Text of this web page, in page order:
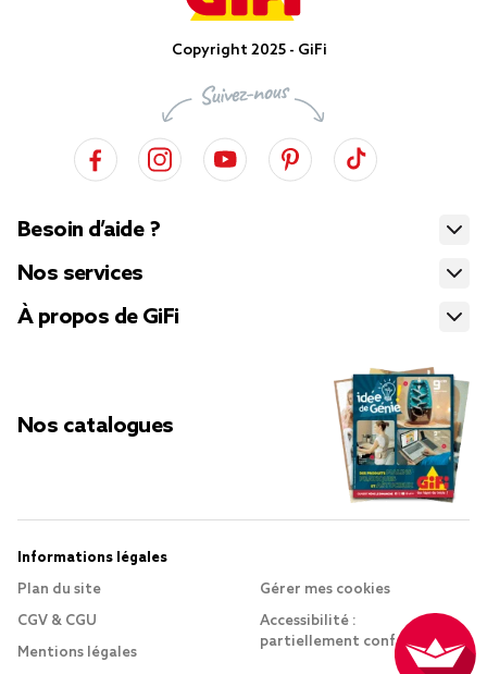
Copyright 2025 - GiFi
Besoin d’aide ?
Nos services
À propos de GiFi
Nos catalogues
Informations légales
Plan du site
CGV & CGU
Mentions légales
Gérer mes cookies
Accessibilité :
partiellement conforme